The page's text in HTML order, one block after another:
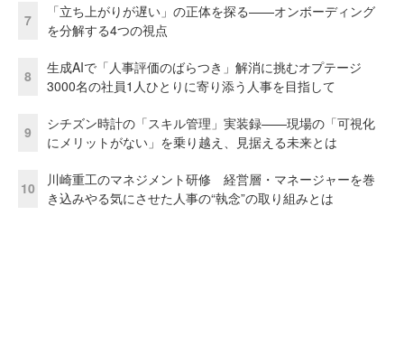
7
「立ち上がりが遅い」の正体を探る——オンボーディング
を分解する4つの視点
8
生成AIで「人事評価のばらつき」解消に挑むオプテージ
3000名の社員1人ひとりに寄り添う人事を目指して
9
シチズン時計の「スキル管理」実装録——現場の「可視化
にメリットがない」を乗り越え、見据える未来とは
10
川崎重工のマネジメント研修 経営層・マネージャーを巻
き込みやる気にさせた人事の“執念”の取り組みとは